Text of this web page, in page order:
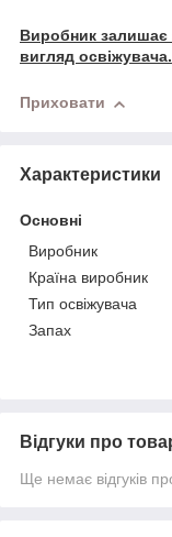
Виробник залишає
вигляд освіжувача.
Приховати
Характеристики
Основні
Виробник
Країна виробник
Тип освіжувача
Запах
Відгуки про
Ще немає відгуків